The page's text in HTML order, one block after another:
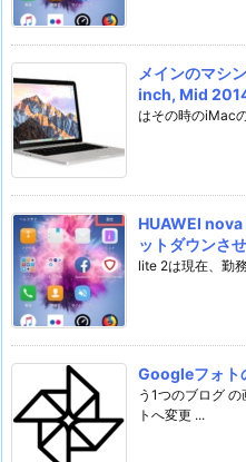
メインのマシ
inch, Mid
はその時のiMac
HUAWEI
ットダウンさ
lite 2は現在、勤
Googleフォト
う1つのブログ
トへ変更 ...